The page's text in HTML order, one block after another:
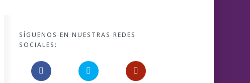
SÍGUENOS EN NUESTRAS REDES
SOCIALES: